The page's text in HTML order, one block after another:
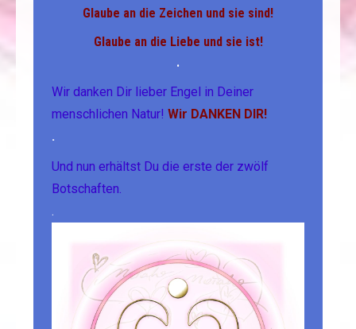
Glaube an die Zeichen und sie sind!
Glaube an die Liebe und sie ist!
.
Wir danken Dir lieber Engel in Deiner
menschlichen Natur! Wir DANKEN DIR!
.
Und nun erhältst Du die erste der zwölf
Botschaften.
.